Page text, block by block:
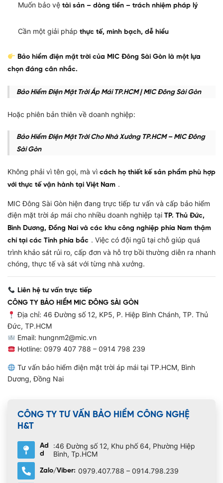
Muốn bảo vệ tài sản – dòng tiền – trách nhiệm pháp lý
Cần một giải pháp thực tế, minh bạch, dễ hiểu
Bảo hiểm điện mặt trời của MIC Đông Sài Gòn là một lựa
chọn đáng cân nhắc.
Bảo Hiểm Điện Mặt Trời Áp Mái TP.HCM | MIC Đông Sài Gòn
Hoặc phiên bản thiên về doanh nghiệp:
Bảo Hiểm Điện Mặt Trời Cho Nhà Xưởng TP.HCM – MIC Đông
Sài Gòn
Không phải vì tên gọi, mà vì cách họ thiết kế sản phẩm phù hợp
với thực tế vận hành tại Việt Nam .
MIC Đông Sài Gòn hiện đang trực tiếp tư vấn và cấp bảo hiểm
điện mặt trời áp mái cho nhiều doanh nghiệp tại TP. Thủ Đức,
Bình Dương, Đồng Nai và các khu công nghiệp phía Nam thậm
chí tại các Tỉnh phía bắc . Việc có đội ngũ tại chỗ giúp quá
trình khảo sát rủi ro, cấp đơn và hỗ trợ bồi thường diễn ra nhanh
chóng, thực tế và sát với từng nhà xưởng.
Liên hệ tư vấn trực tiếp
CÔNG TY BẢO HIỂM MIC ĐÔNG SÀI GÒN
Địa chỉ: 46 Đường số 12, KP5, P. Hiệp Bình Chánh, TP. Thủ
Đức, TP.HCM
Email: hungnm2@mic.vn
Hotline: 0979 407 788 – 0914 798 239
Tư vấn bảo hiểm điện mặt trời áp mái tại TP.HCM, Bình
Dương, Đồng Nai
CÔNG TY TƯ VẤN BẢO HIỂM CÔNG NGHỆ
H&T
Ad
d
:46 Đường số 12, Khu phố 64, Phường Hiệp
Bình, Tp.HCM
Zalo/Viber: 0979.407.788 – 0914.798.239